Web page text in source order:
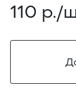
110 р./